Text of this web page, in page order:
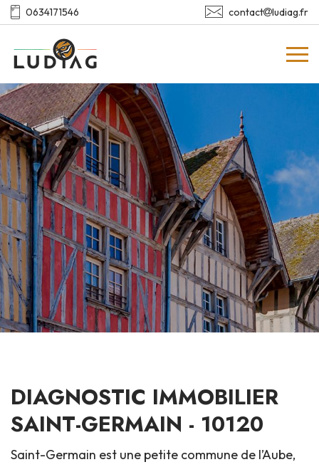
0634171546 contact ludiag.fr
DIAGNOSTIC IMMOBILIER
SAINT-GERMAIN - 10120
Saint-Germain est une petite commune de l’Aube,